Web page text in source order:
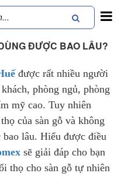
ĐƯỢC BAO LÂU?
được rất nhiều người
phòng ngủ, phòng
mỹ cao. Tuy nhiên
của sàn gỗ và không
lâu. Hiểu được điều
sẽ giải đáp cho bạn
thọ cho sàn gỗ tự nhiên